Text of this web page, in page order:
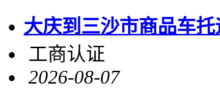
大庆到三沙市商品车
工商认证
2026-08-07